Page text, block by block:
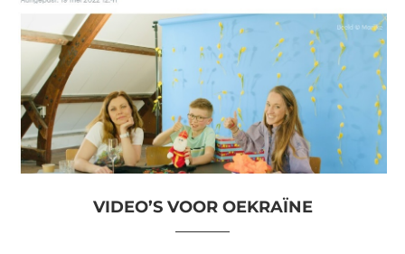
VIDEO’S VOOR OEKRAÏNE